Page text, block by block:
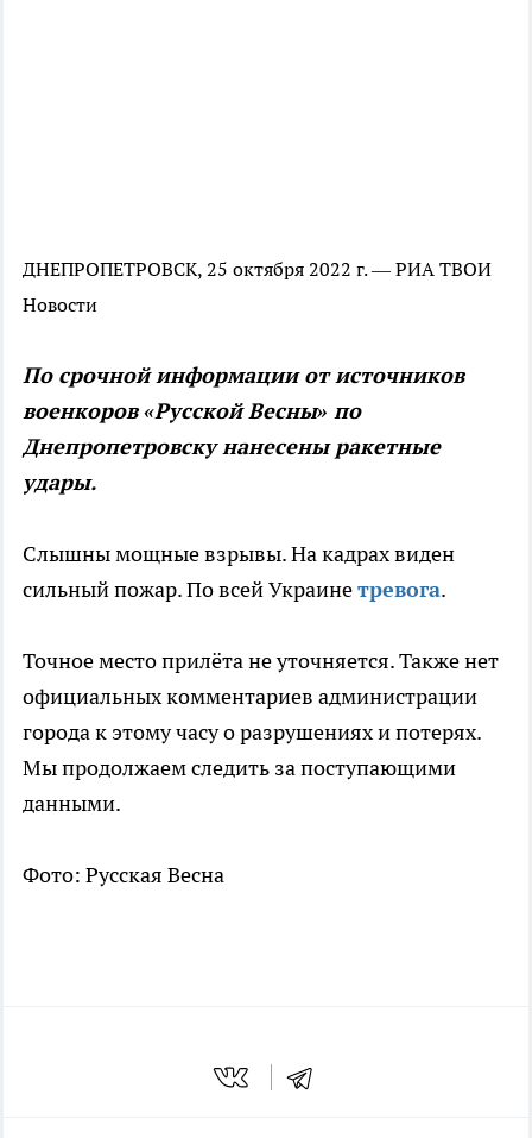
ДНЕПРОПЕТРОВСК, 25 октября 2022 г. — РИА ТВОИ
Новости
По срочной информации от источников
военкоров «Русской Весны» по
Днепропетровску нанесены ракетные
удары.
Слышны мощные взрывы. На кадрах виден
сильный пожар. По всей Украинетревога.
Точное место прилёта не уточняется. Также нет
официальных комментариев администрации
города к этому часу о разрушениях и потерях.
Мы продолжаем следить за поступающими
данными.
Фото: Русская Весна